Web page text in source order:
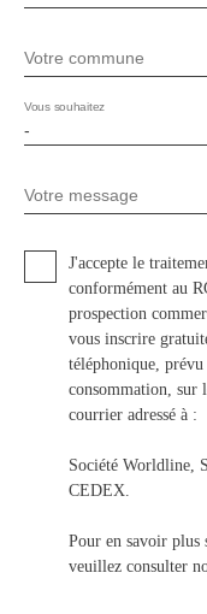
Votre commune
-
Vous souhaitez
Votre message
J'accepte le
conformément au
prospection
vous inscrire
téléphonique,
consommation, sur
courrier adressé à :
Société Worldline,
CEDEX.
Pour en savoir plus
veuillez consulter